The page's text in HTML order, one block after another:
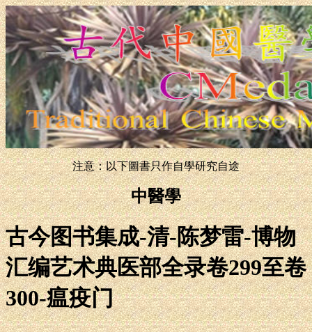
注意：以下圖書只作自學研究自途
中醫學
古今图书集成-清-陈梦雷-博物
汇编艺术典医部全录卷299至卷
300-瘟疫门